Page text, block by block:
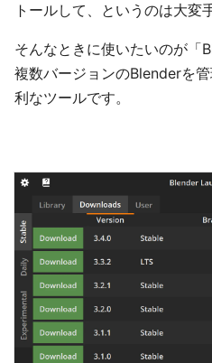
トールして、というのは大変
そんなときに使いたいのが「
複数バージョンのBlenderを
利なツールです。